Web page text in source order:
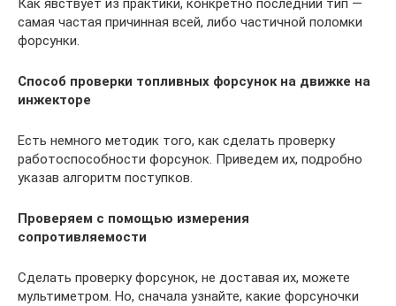
Как явствует из практики, конкретно последний тип —
самая частая причинная всей, либо частичной поломки
форсунки.
Способ проверки топливных форсунок на движке на
инжекторе
Есть немного методик того, как сделать проверку
работоспособности форсунок. Приведем их, подробно
указав алгоритм поступков.
Проверяем с помощью измерения
сопротивляемости
Сделать проверку форсунок, не доставая их, можете
мультиметром. Но, сначала узнайте, какие форсуночки